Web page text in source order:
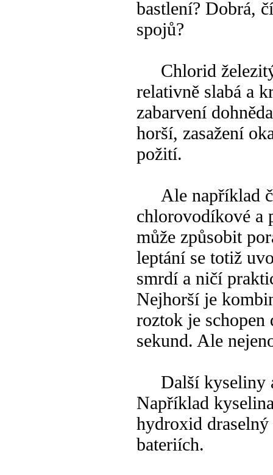
bastlení? Dobrá,
spojů?
Chlorid železitý
relativně slabá a
zabarvení
horší, zasažení
požití.
Ale například
chlorovodíkové a
může způsobit
leptání se totiž
smrdí a ničí
Nejhorší je
roztok je schopen
sekund. Ale
Další kyseliny a
Například
hydroxid
bateriích.